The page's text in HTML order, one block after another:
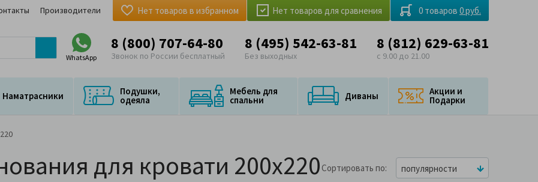
Производители Нет товаров для сравнения
Нет товаров в избранном 0 товаров 0 руб.
WhatsApp
8 (800) 707-64-80
Звонок по России бесплатный
8 (495) 542-63-81
Без выходных
8 (812) 629-63-81
с 9.00 до 21.00
Наматрасники Подушки,
одеяла
Мебель для
спальни Диваны Акции и
Подарки
для кровати 200x220 Сортировать по популярности